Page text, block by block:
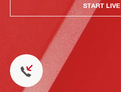
START